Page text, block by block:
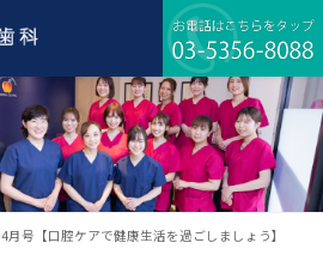
月号【口腔ケアで健康生活を過ごしましょう】